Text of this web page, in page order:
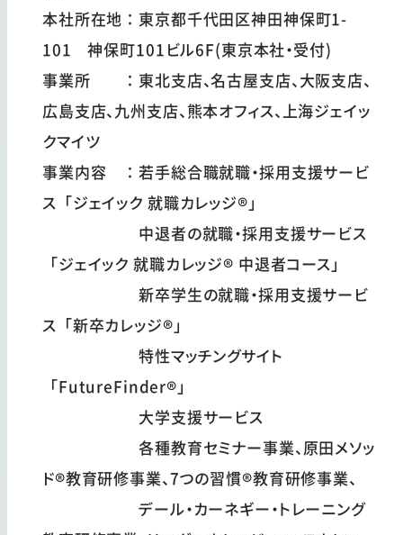
本社所在地：東京都千代田区神田神保町1-
101 神保町101ビル6F(東京本社・受付)
事業所 ：東北支店、名古屋支店、大阪支店、
広島支店、九州支店、熊本オフィス、上海ジェイッ
クマイツ
事業内容 ：若手総合職就職・採用支援サービ
ス「ジェイック 就職カレッジ®」
中退者の就職・採用支援サービス
「ジェイック 就職カレッジ® 中退者コース」
新卒学生の就職・採用支援サービ
ス「新卒カレッジ®」
特性マッチングサイト
「FutureFinder®」
大学支援サービス
各種教育セミナー事業、原田メソッ
ド®教育研修事業、7つの習慣®教育研修事業、
デール・カーネギー・トレーニング